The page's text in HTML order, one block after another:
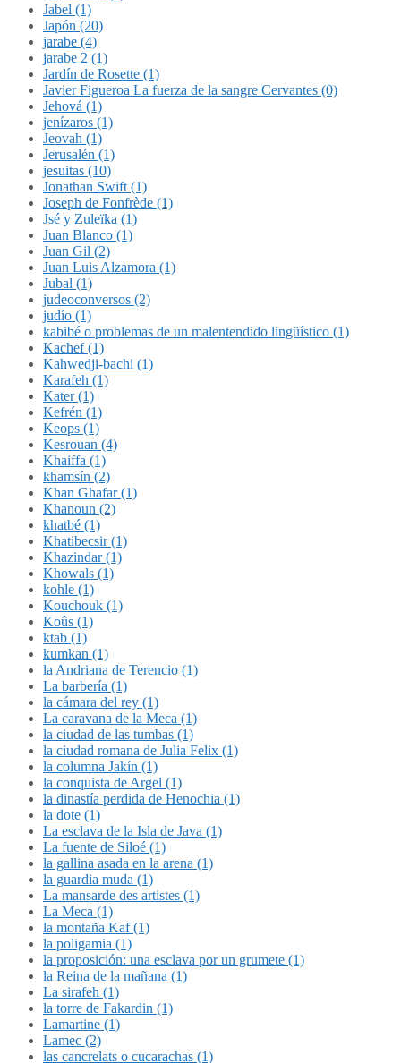
Jabel (1)
Japón (20)
jarabe (4)
jarabe 2 (1)
Jardín de Rosette (1)
Javier Figueroa La fuerza de la sangre Cervantes (0)
Jehová (1)
jenízaros (1)
Jeovah (1)
Jerusalén (1)
jesuitas (10)
Jonathan Swift (1)
Joseph de Fonfrède (1)
Jsé y Zuleïka (1)
Juan Blanco (1)
Juan Gil (2)
Juan Luis Alzamora (1)
Jubal (1)
judeoconversos (2)
judío (1)
kabibé o problemas de un malentendido lingüístico (1)
Kachef (1)
Kahwedji-bachi (1)
Karafeh (1)
Kater (1)
Kefrén (1)
Keops (1)
Kesrouan (4)
Khaiffa (1)
khamsín (2)
Khan Ghafar (1)
Khanoun (2)
khatbé (1)
Khatibecsir (1)
Khazindar (1)
Khowals (1)
kohle (1)
Kouchouk (1)
Koûs (1)
ktab (1)
kumkan (1)
la Andriana de Terencio (1)
La barbería (1)
la cámara del rey (1)
La caravana de la Meca (1)
la ciudad de las tumbas (1)
la ciudad romana de Julia Felix (1)
la columna Jakín (1)
la conquista de Argel (1)
la dinastía perdida de Henochia (1)
la dote (1)
La esclava de la Isla de Java (1)
La fuente de Siloé (1)
la gallina asada en la arena (1)
la guardia muda (1)
La mansarde des artistes (1)
La Meca (1)
la montaña Kaf (1)
la poligamia (1)
la proposición: una esclava por un grumete (1)
la Reina de la mañana (1)
La sirafeh (1)
la torre de Fakardin (1)
Lamartine (1)
Lamec (2)
las cancrelats o cucarachas (1)